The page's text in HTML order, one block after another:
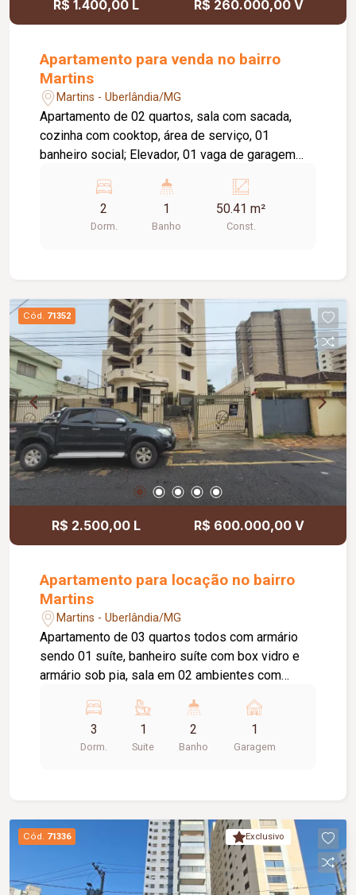
R$ 1.400,00 L R$ 260.000,00 V
Apartamento para venda no bairro
Martins
Martins - Uberlândia/MG
Apartamento de 02 quartos, sala com sacada,
cozinha com cooktop, área de serviço, 01
banheiro social; Elevador, 01 vaga de garagem
de festa, quadra esportiva. Cond. Aprox.:
R$300,00. Tem taxa de mudança entrada e saída.
2
Dorm.
1
Banho
50.41 m²
Const.
Cód. 71352
R$ 2.500,00 L R$ 600.000,00 V
Apartamento para locação no bairro
Martins
Martins - Uberlândia/MG
Apartamento de 03 quartos todos com armário
sendo 01 suíte, banheiro suíte com box vidro e
armário sob pia, sala em 02 ambientes com
serviço, 01 banheiro com box vidro e armário sob
pia, 01 vaga de garagem, elevador. #bf25
3
Dorm.
1
Suite
2
Banho
1
Garagem
Exclusivo
Cód. 71336